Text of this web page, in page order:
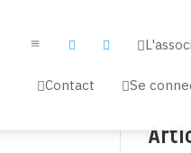
a   
Contact Se